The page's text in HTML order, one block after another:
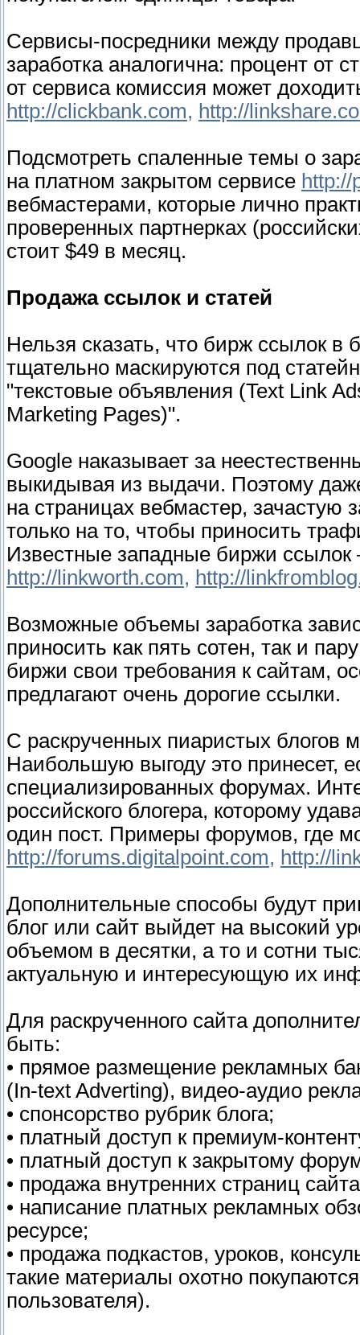
Сервисы-посредники между
заработка аналогична: процент от
от сервиса комиссия может
http://clickbank.com, http://
Подсмотреть спаленные темы о
на платном закрытом сервисе http://
вебмастерами, которые лично
проверенных партнерках
стоит $49 в месяц.
Продажа ссылок и статей
Нельзя сказать, что бирж ссылок в
тщательно маскируются под
"текстовые объявления (Text Link
Marketing Pages)".
Google наказывает за
выкидывая из выдачи. Поэтому
на страницах вебмастер, зачастую
только на то, чтобы приносить
Известные западные биржи
http://linkworth.com, http://
Возможные объемы заработка
приносить как пять сотен, так и
биржи свои требования к сайтам,
предлагают очень дорогие ссылки.
С раскрученных пиаристых блогов
Наибольшую выгоду это принесет,
специализированных форумах.
российского блогера, которому
один пост. Примеры форумов, где
http://forums.digitalpoint.com, http://
Дополнительные способы будут
блог или сайт выйдет на высокий
объемом в десятки, а то и сотни
актуальную и интересующую их
Для раскрученного сайта
быть:
• прямое размещение рекламных
(In-text Adverting), видео-аудио
• спонсорство рубрик блога;
• платный доступ к премиум-
• платный доступ к закрытому
• продажа внутренних страниц
• написание платных рекламных
ресурсе;
• продажа подкастов, уроков,
такие материалы охотно
пользователя).